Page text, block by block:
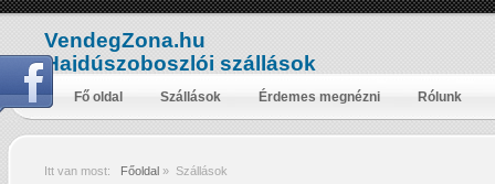
VendegZona.hu
Hajdúszoboszlói szállások
Fő oldal Szállások Érdemes megnézni Rólunk
Itt van most: Főoldal » Szállások